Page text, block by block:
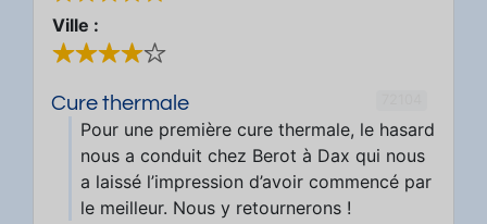
Ville :
Cure thermale
Pour une première cure thermale, le hasard
nous a conduit chez Berot à Dax qui nous
a laissé l’impression d’avoir commencé par
le meilleur. Nous y retournerons !